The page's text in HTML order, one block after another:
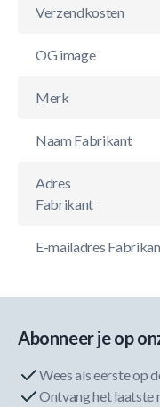
Verzendkosten
OG image
Merk
Naam Fabrikant
Adres
Fabrikant
E-mailadres
Abonneer je op
Wees als eerste op
Ontvang het laatste